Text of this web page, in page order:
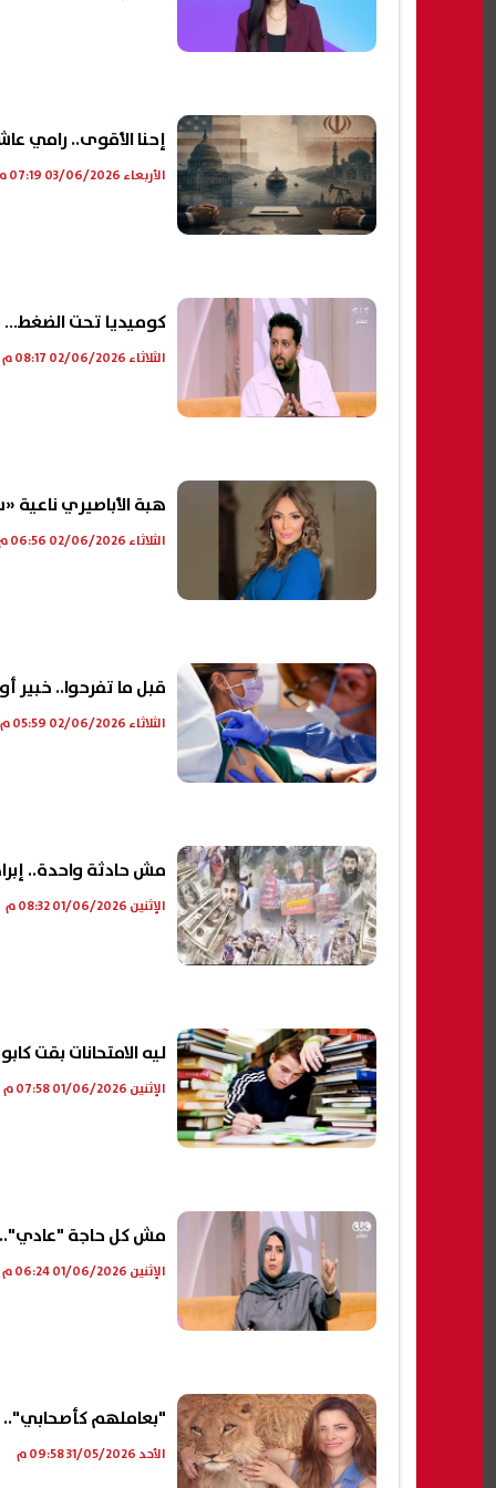
إحنا الأقوى.. رامي
الأربعاء 03/06/2026 07:19 م
كوميديا تحت الضغط…
الثلاثاء 02/06/2026 08:17 م
هبة الأباصيري
الثلاثاء 02/06/2026 06:56 م
قبل ما تفرحوا.. خبير
الثلاثاء 02/06/2026 05:59 م
مش حادثة واحدة..
الإثنين 01/06/2026 08:32 م
ليه الامتحانات بقت
الإثنين 01/06/2026 07:58 م
مش كل حاجة "عادي"..
الإثنين 01/06/2026 06:24 م
"بعاملهم
الأحد 31/05/2026 09:58 م